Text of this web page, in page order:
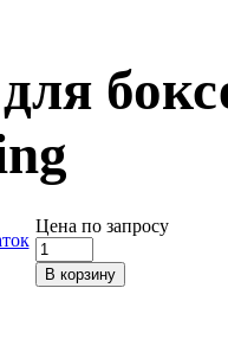
Цена по запросу